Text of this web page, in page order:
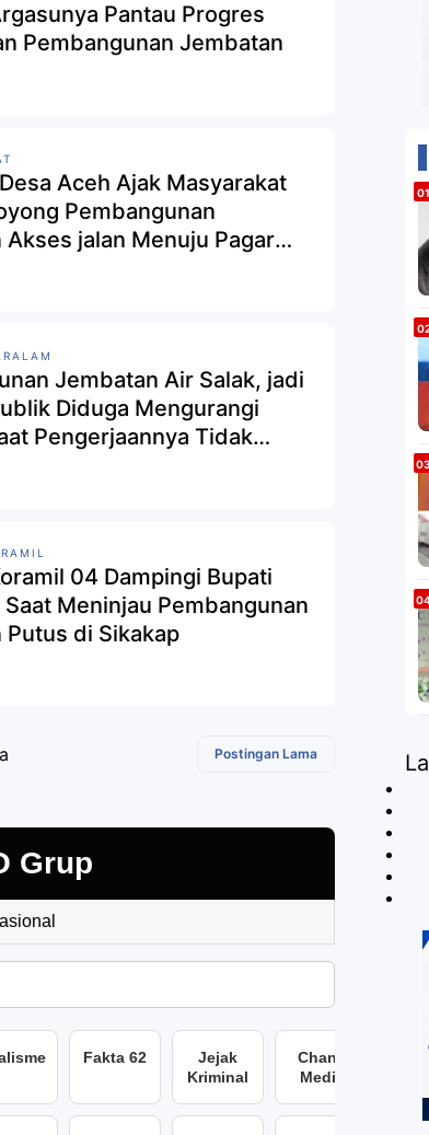
Pantau Progres
Pembangunan Jembatan
Aceh Ajak Masyarakat
Pembangunan
jalan Menuju Pagar
Jembatan Air Salak, jadi
Diduga Mengurangi
Pengerjaannya Tidak
04 Dampingi Bupati
Meninjau Pembangunan
di Sikakap
Postingan Lama
Grup
Fakta 62
Jejak
Kriminal
Chans
Media